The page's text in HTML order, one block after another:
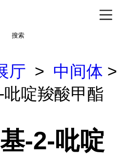
搜索
厅 > 中间体 >
啶羧酸甲酯
-2-吡啶